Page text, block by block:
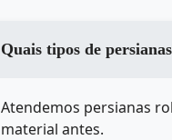
Quais tipos de
Atendemos persianas
material antes.